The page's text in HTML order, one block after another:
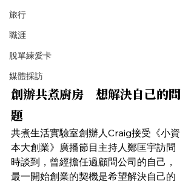
旅行
職涯
脫單練愛卡
媒體採訪
創辦共煮廚房　想解決自己的問
題
共煮生活實驗室創辦人Craig接受《小資
本大創業》廣播節目主持人鄭匡宇訪問
時談到，曾經擔任過顧問公司的自己，
最一開始創業的契機是希望解決自己的